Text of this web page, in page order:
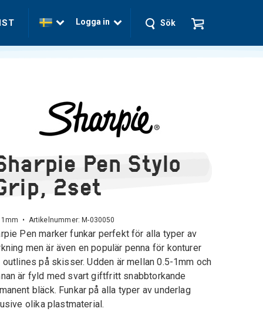
Logga in Sök
Pen Stylo
2set
1mm • Artikelnummer: M-030050
Pen marker funkar perfekt för alla typer av
men är även en populär penna för konturer
outlines på skisser. Udden är mellan 0.5-1mm och
är fyld med svart giftfritt snabbtorkande
bläck. Funkar på alla typer av underlag
olika plastmaterial.